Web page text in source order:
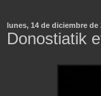
lunes, 14 de diciembre de
Donostiatik